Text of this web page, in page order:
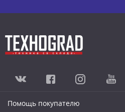
Помощь покупателю